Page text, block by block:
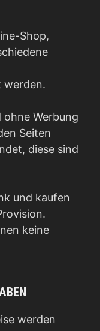
Shop,
werden.
Werbung
Seiten
diese sind
und kaufen
keine
werden